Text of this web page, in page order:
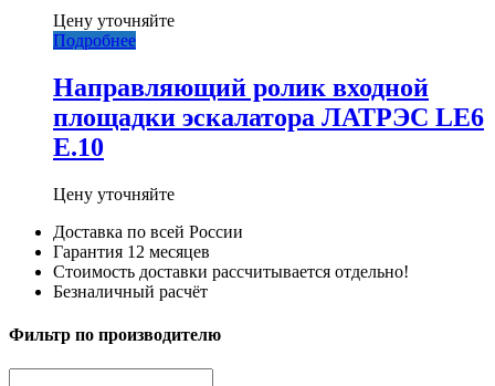
Цену уточняйте
Подробнее
Направляющий ролик входной
площадки эскалатора ЛАТРЭС LE6
E.10
Цену уточняйте
Доставка по всей России
Гарантия 12 месяцев
Стоимость доставки рассчитывается отдельно!
Безналичный расчёт
Фильтр по производителю